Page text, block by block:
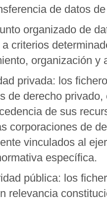
de datos
organizado de
criterios
organización y
privada: los
de derecho
de sus
corporaciones de
vinculados al
específica.
pública: los
relevancia